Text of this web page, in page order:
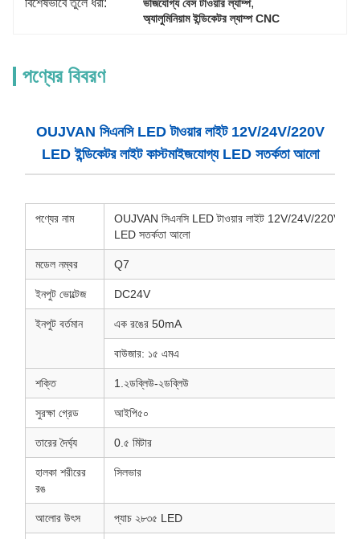
ভাঁজযোগ্য বেস টাওয়ার ল্যাম্প
অ্যালুমিনিয়াম ইন্ডিকেটর ল্যাম্প CNC
পণ্যের বিবরণ
OUJVAN সিএনসি LED টাওয়ার লাইট 12V/24V/220V
LED ইন্ডিকেটর লাইট কাস্টমাইজযোগ্য LED সতর্কতা আলো
পণ্যের নাম
OUJVAN সিএনসি LED টাওয়ার লাইট 12V/24V/220V LED
LED সতর্কতা আলো
মডেল নম্বর Q7
ইনপুট ভোল্টেজ DC24V
ইনপুট বর্তমান এক রঙের 50mA
বাউজার: ১৫ এমএ
শক্তি 1.২ডব্লিউ-২ডব্লিউ
সুরক্ষা গ্রেড আইপি৫০
তারের দৈর্ঘ্য 0.৫ মিটার
হালকা শরীরের
রঙ
সিলভার
আলোর উৎস প্যাচ ২৮৩৫ LED